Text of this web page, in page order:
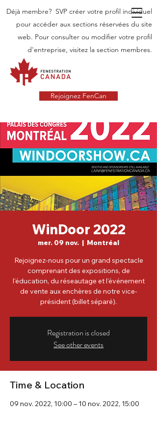
Déjà membre? SVP créer votre profil individuel
pour accéder aux sections réservées du site
web. Pour consulter ou modifier votre profil
d'entreprise, visitez la section membres.
Rejoignez FenCan
WinDoor 2022
mer. 09 nov.
  |
Montréal
Rejoignez-nous pour un grand spectacle
comprenant des expositions, de
l'éducation, du réseautage et l'événement
de vente aux enchères de notre vice-
président (billet séparé).
Registration is closed
See other events
Time & Location
09 nov. 2022, 10:00 – 10 nov. 2022, 15:00